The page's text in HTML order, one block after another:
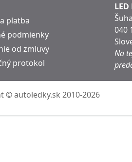
platba
podmienky
od zmluvy
protokol
040
Na
© autoledky.sk 2010-2026